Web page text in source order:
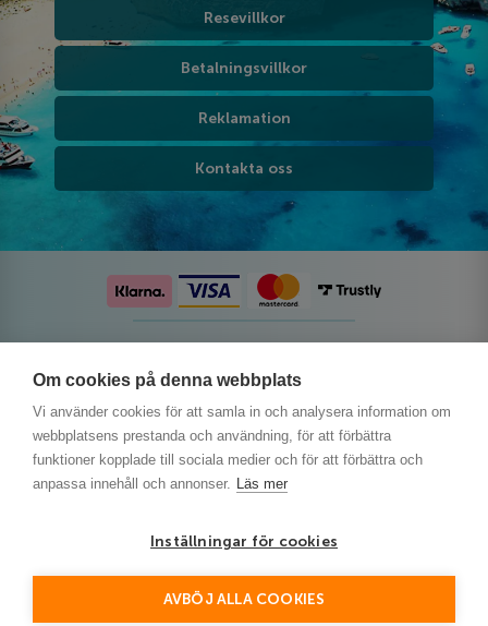
Om cookies på denna webbplats
Vi använder cookies för att samla in och analysera information om
webbplatsens prestanda och användning, för att förbättra
funktioner kopplade till sociala medier och för att förbättra och
anpassa innehåll och annonser. Läs mer
Inställningar för cookies
AVBÖJ ALLA COOKIES
Resevillkor
Betalningsvillkor
Reklamation
Kontakta oss
This site is protected by reCAPTCHA and the Google